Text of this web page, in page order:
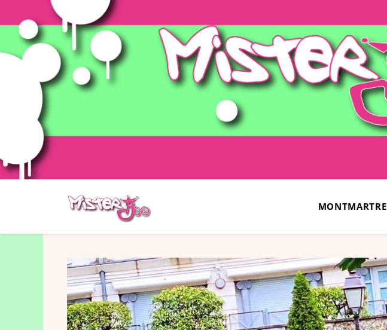
MONTMARTRE